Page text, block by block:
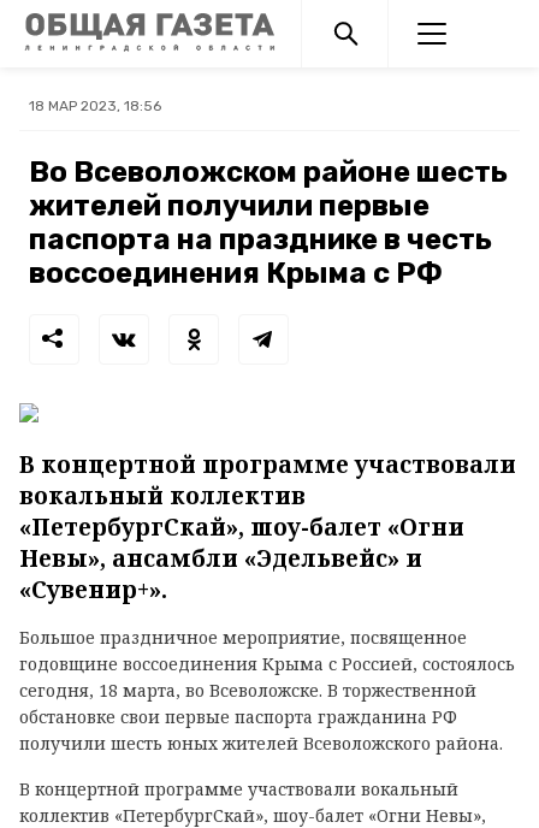
18 МАР 2023, 18:56
Во Всеволожском районе шесть
жителей получили первые
паспорта на празднике в честь
воссоединения Крыма с РФ
В концертной программе участвовали
вокальный коллектив
«ПетербургСкай», шоу-балет «Огни
Невы», ансамбли «Эдельвейс» и
«Сувенир+».
Большое праздничное мероприятие, посвященное
годовщине воссоединения Крыма с Россией, состоялось
сегодня, 18 марта, во Всеволожске. В торжественной
обстановке свои первые паспорта гражданина РФ
получили шесть юных жителей Всеволожского района.
В концертной программе участвовали вокальный
коллектив «ПетербургСкай», шоу-балет «Огни Невы»,